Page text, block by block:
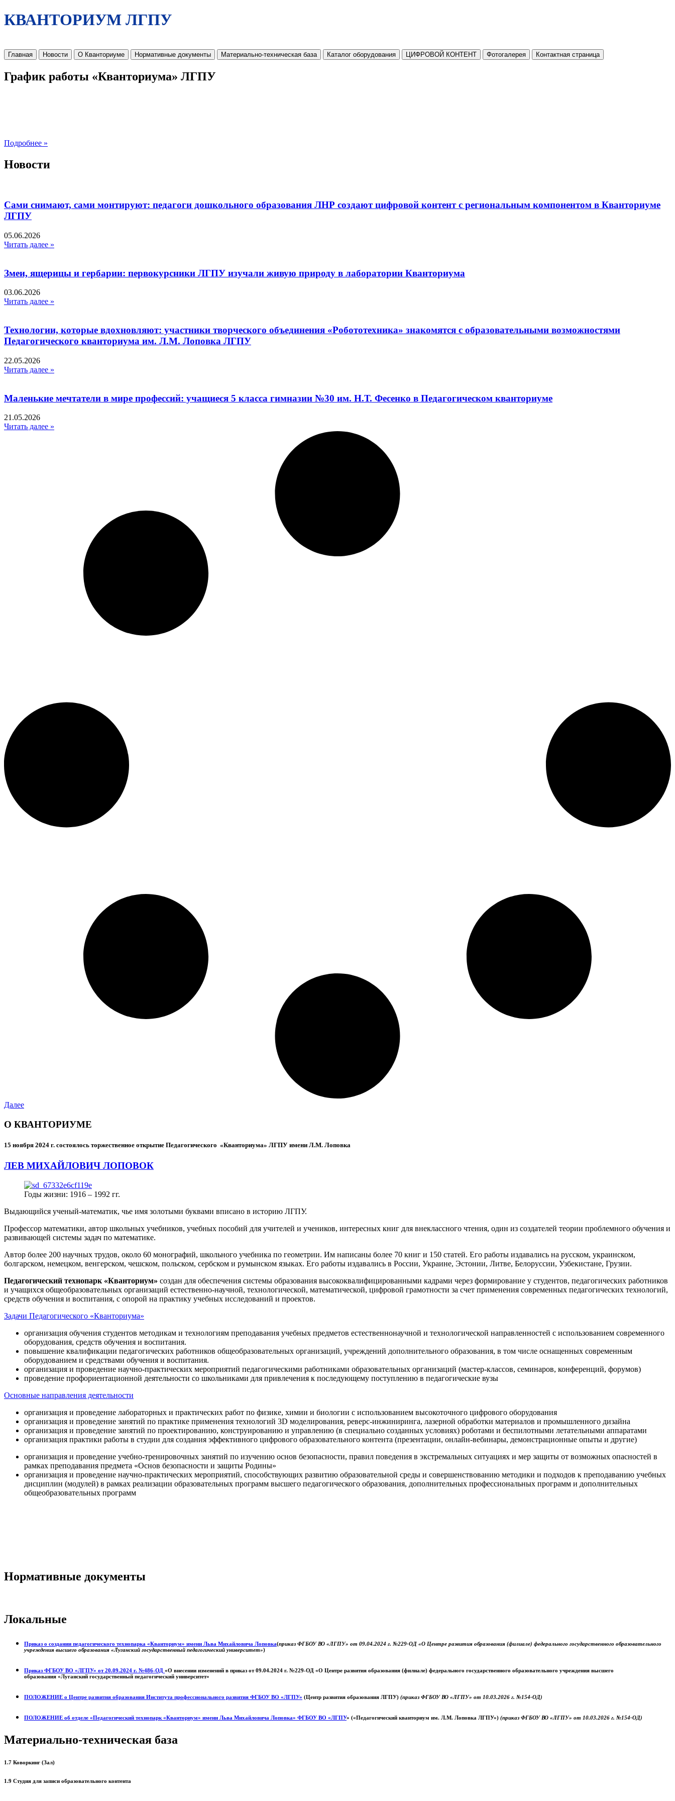
КВАНТОРИУМ ЛГПУ
Главная Новости О Кванториуме Нормативные документы Материально-техническая база Каталог оборудования ЦИФРОВОЙ КОНТЕНТ Фотогалерея Контактная страница
График работы «Кванториума» ЛГПУ
Подробнее »
Новости
Сами снимают, сами монтируют: педагоги дошкольного образования ЛНР создают цифровой контент с региональным компонентом в Кванториуме
ЛГПУ​
05.06.2026
Читать далее »
Змеи, ящерицы и гербарии: первокурсники ЛГПУ изучали живую природу в лаборатории Кванториума
03.06.2026
Читать далее »
Технологии, которые вдохновляют: участники творческого объединения «Робототехника» знакомятся с образовательными возможностями
Педагогического кванториума им. Л.М. Лоповка ЛГПУ
22.05.2026
Читать далее »
Маленькие мечтатели в мире профессий: учащиеся 5 класса гимназии №30 им. Н.Т. Фесенко в Педагогическом кванториуме
21.05.2026
Читать далее »
Далее
О КВАНТОРИУМЕ
15 ноября 2024 г. состоялось торжественное открытие Педагогического «Кванториума» ЛГПУ имени Л.М. Лоповка
ЛЕВ МИХАЙЛОВИЧ ЛОПОВОК
Годы жизни: 1916 – 1992 гг.
Выдающийся ученый-математик, чье имя золотыми буквами вписано в историю ЛГПУ.
Профессор математики, автор школьных учебников, учебных пособий для учителей и учеников, интересных книг для внеклассного чтения, один из создателей теории проблемного обучения и
развивающей системы задач по математике.
Автор более 200 научных трудов, около 60 монографий, школьного учебника по геометрии. Им написаны более 70 книг и 150 статей. Его работы издавались на русском, украинском,
болгарском, немецком, венгерском, чешском, польском, сербском и румынском языках. Его работы издавались в России, Украине, Эстонии, Литве, Белоруссии, Узбекистане, Грузии.
Педагогический технопарк «Кванториум» создан для обеспечения системы образования высококвалифицированными кадрами через формирование у студентов, педагогических работников
и учащихся общеобразовательных организаций естественно-научной, технологической, математической, цифровой грамотности за счет применения современных педагогических технологий,
средств обучения и воспитания, с опорой на практику учебных исследований и проектов.
Задачи Педагогического «Кванториума»
организация обучения студентов методикам и технологиям преподавания учебных предметов естественнонаучной и технологической направленностей с использованием современного
оборудования, средств обучения и воспитания.
повышение квалификации педагогических работников общеобразовательных организаций, учреждений дополнительного образования, в том числе оснащенных современным
оборудованием и средствами обучения и воспитания.
организация и проведение научно-практических мероприятий педагогическими работниками образовательных организаций (мастер-классов, семинаров, конференций, форумов)
проведение профориентационной деятельности со школьниками для привлечения к последующему поступлению в педагогические вузы
Основные направления деятельности
организация и проведение лабораторных и практических работ по физике, химии и биологии с использованием высокоточного цифрового оборудования
организация и проведение занятий по практике применения технологий 3D моделирования, реверс-инжиниринга, лазерной обработки материалов и промышленного дизайна
организация и проведение занятий по проектированию, конструированию и управлению (в специально созданных условиях) роботами и беспилотными летательными аппаратами
организация практики работы в студии для создания эффективного цифрового образовательного контента (презентации, онлайн-вебинары, демонстрационные опыты и другие)
организация и проведение учебно-тренировочных занятий по изучению основ безопасности, правил поведения в экстремальных ситуациях и мер защиты от возможных опасностей в
рамках преподавания предмета «Основ безопасности и защиты Родины»
организация и проведение научно-практических мероприятий, способствующих развитию образовательной среды и совершенствованию методики и подходов к преподаванию учебных
дисциплин (модулей) в рамках реализации образовательных программ высшего педагогического образования, дополнительных профессиональных программ и дополнительных
общеобразовательных программ
Нормативные документы
Локальные
Приказ о создании педагогического технопарка «Кванториум» имени Льва Михайловича Лоповка(приказ ФГБОУ ВО «ЛГПУ» от 09.04.2024 г. №229-ОД «О Центре развития образования (филиале) федерального государственного образовательного
учреждения высшего образования «Луганский государственный педагогический университет»)
Приказ ФГБОУ ВО «ЛГПУ» от 20.09.2024 г. №486-ОД «О внесении изменений в приказ от 09.04.2024 г. №229-ОД «О Центре развития образования (филиале) федерального государственного образовательного учреждения высшего
образования «Луганский государственный педагогический университет»
ПОЛОЖЕНИЕ о Центре развития образования Института профессионального развития ФГБОУ ВО «ЛГПУ» (Центр развития образования ЛГПУ) (приказ ФГБОУ ВО «ЛГПУ» от 10.03.2026 г. №154-ОД)
ПОЛОЖЕНИЕ об отделе «Педагогический технопарк «Кванториум» имени Льва Михайловича Лоповка» ФГБОУ ВО «ЛГПУ» («Педагогический кванториум им. Л.М. Лоповка ЛГПУ») (приказ ФГБОУ ВО «ЛГПУ» от 10.03.2026 г. №154-ОД)
Материально-техническая база
1.7 Коворкинг (Зал)
1.9 Студия для записи образовательного контента